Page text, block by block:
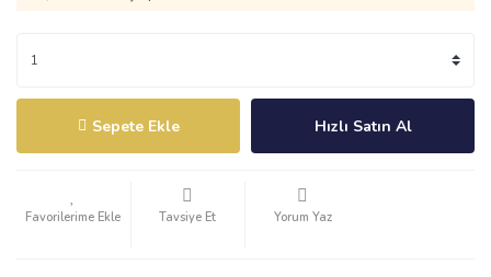
Sepete Ekle Hızlı Satın Al
Tavsiye Et Yorum Yaz